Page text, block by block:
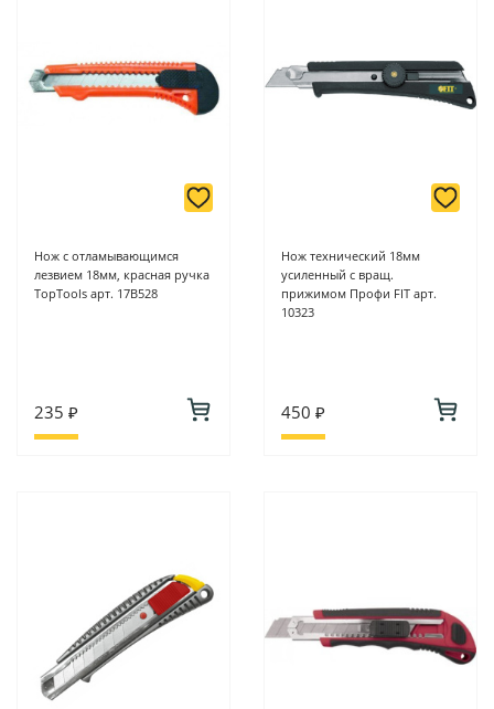
Нож с отламывающимся
лезвием 18мм, красная ручка
TopTools арт. 17B528
235 ₽
Нож технический 18мм
усиленный с вращ.
прижимом Профи FIT арт.
10323
450 ₽